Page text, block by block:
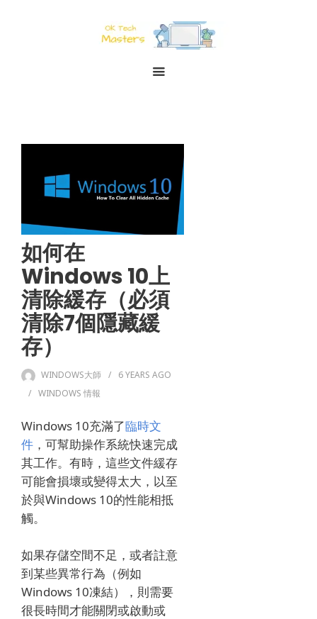
如何在
Windows 10上
清除緩存（必須
清除7個隱藏緩
存）
WINDOWS大師 6 YEARS AGO
WINDOWS 情報
Windows 10充滿了臨時文
件 ，可幫助操作系統快速完成
其工作。 有時，這些文件緩存
可能會損壞或變得太大，以至
於與Windows 10的性能相抵
觸。
如果存儲空間不足，或者註意
到某些異常行為（例如
Windows 10凍結），則需要
很長時間才能關閉或啟動或